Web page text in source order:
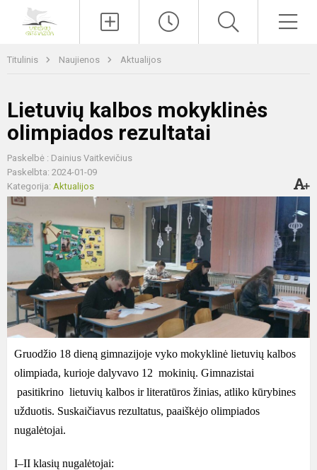
Titulinis Naujienos Aktualijos
Lietuvių kalbos mokyklinės
olimpiados rezultatai
Paskelbė : Dainius Vaitkevičius
Paskelbta: 2024-01-09
Kategorija: Aktualijos
Gruodžio 18 dieną gimnazijoje vyko mokyklinė lietuvių kalbos
olimpiada, kurioje dalyvavo 12 mokinių. Gimnazistai
pasitikrino lietuvių kalbos ir literatūros žinias, atliko kūrybines
užduotis. Suskaičiavus rezultatus, paaiškėjo olimpiados
nugalėtojai.
I–II klasių nugalėtojai: